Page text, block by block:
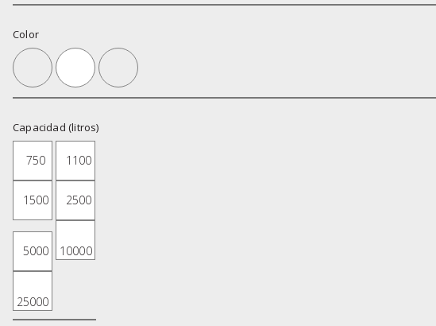
Color
Capacidad (litros)
750 1100
1500 2500
5000 10000
25000